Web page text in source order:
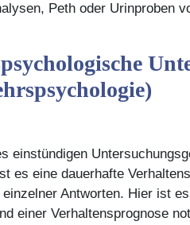
Peth oder Urinproben
einstündigen
es eine dauerhafte
Antworten. Hier ist
einer Verhaltensprognose